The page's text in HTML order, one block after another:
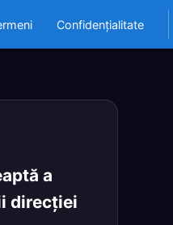
Confidențialitate
a
direcţiei